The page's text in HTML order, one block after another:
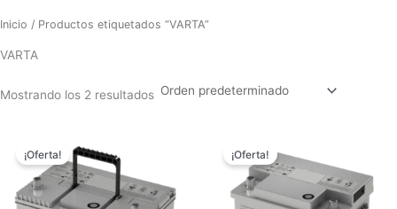
Inicio / Productos etiquetados “VARTA”
VARTA
Mostrando los 2 resultados
¡Oferta!
precio
original
era:
$669,000.00.$645,000.00.
¡Oferta!
original
era:
$655,000.00.
es: